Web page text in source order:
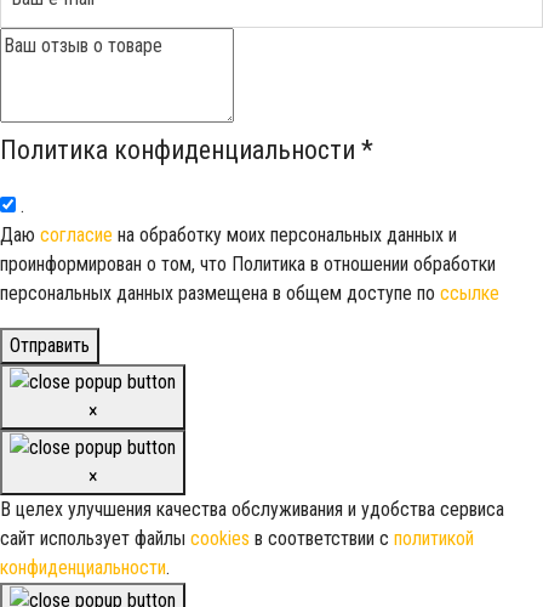
Политика конфиденциальности *
.
Даю согласие на обработку моих персональных данных и
проинформирован о том, что Политика в отношении обработки
персональных данных размещена в общем доступе по ссылке
Отправить
×
×
В целех улучшения качества обслуживания и удобства сервиса
сайт использует файлы cookies в соответствии с политикой
конфиденциальности.